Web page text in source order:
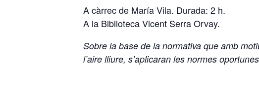
A càrrec de María Vila. Durada: 2 h.
A la Biblioteca Vicent Serra Orvay.
Sobre la base de la normativa que amb
l’aire lliure, s’aplicaran les normes